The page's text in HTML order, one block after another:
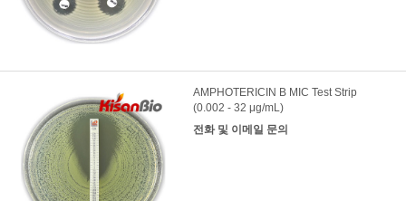
AMPHOTERICIN B MIC Test Strip
(0.002 - 32 μg/mL)
전화 및 이메일 문의